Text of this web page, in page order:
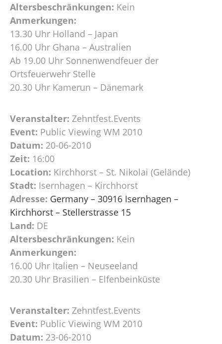
Altersbeschränkungen: Kein
Anmerkungen:
13.30 Uhr Holland – Japan
16.00 Uhr Ghana – Australien
Ab 19.00 Uhr Sonnenwendfeuer der
Ortsfeuerwehr Stelle
20.30 Uhr Kamerun – Dänemark
Veranstalter: Zehntfest.Events
Event: Public Viewing WM 2010
Datum: 20-06-2010
Zeit: 16:00
Location: Kirchhorst – St. Nikolai (Gelände)
Stadt: Isernhagen – Kirchhorst
Adresse: Germany – 30916 Isernhagen –
Kirchhorst – Stellerstrasse 15
Land: DE
Altersbeschränkungen: Kein
Anmerkungen:
16.00 Uhr Italien – Neuseeland
20.30 Uhr Brasilien – Elfenbeinküste
Veranstalter: Zehntfest.Events
Event: Public Viewing WM 2010
Datum: 23-06-2010